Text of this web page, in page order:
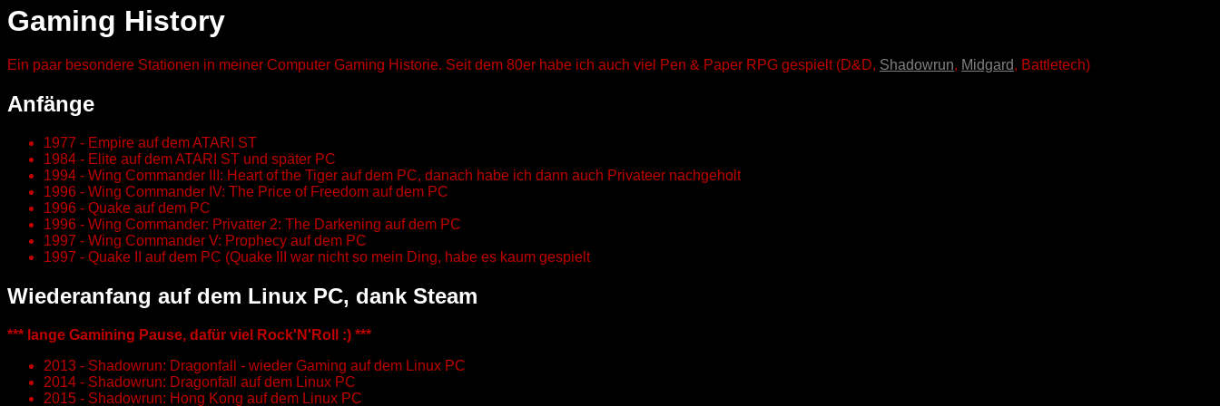
Gaming History
Ein paar besondere Stationen in meiner Computer Gaming Historie. Seit dem 80er habe ich auch viel Pen & Paper RPG gespielt (D&D, Shadowrun, Midgard, Battletech)
Anfänge
1977 - Empire auf dem ATARI ST
1984 - Elite auf dem ATARI ST und später PC
1994 - Wing Commander III: Heart of the Tiger auf dem PC, danach habe ich dann auch Privateer nachgeholt
1996 - Wing Commander IV: The Price of Freedom auf dem PC
1996 - Quake auf dem PC
1996 - Wing Commander: Privatter 2: The Darkening auf dem PC
1997 - Wing Commander V: Prophecy auf dem PC
1997 - Quake II auf dem PC (Quake III war nicht so mein Ding, habe es kaum gespielt
Wiederanfang auf dem Linux PC, dank Steam
*** lange Gamining Pause, dafür viel Rock'N'Roll :) ***
2013 - Shadowrun: Dragonfall - wieder Gaming auf dem Linux PC
2014 - Shadowrun: Dragonfall auf dem Linux PC
2015 - Shadowrun: Hong Kong auf dem Linux PC